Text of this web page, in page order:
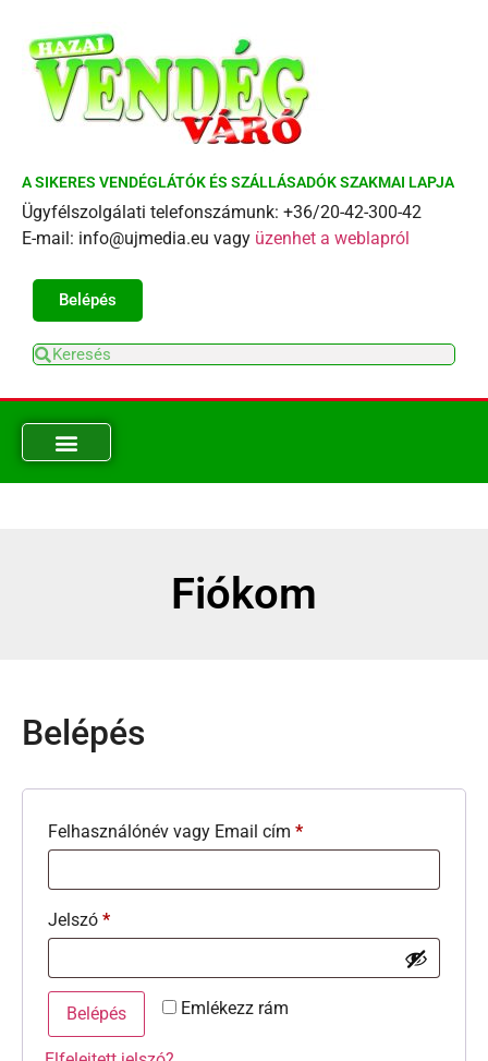
A SIKERES VENDÉGLÁTÓK ÉS SZÁLLÁSADÓK SZAKMAI LAPJA
Ügyfélszolgálati telefonszámunk: +36/20-42-300-42
E-mail: info@ujmedia.eu vagy üzenhet a weblapról
Belépés
Fiókom
Belépés
Felhasználónév vagy Email cím *
Jelszó *
Emlékezz rám
Belépés